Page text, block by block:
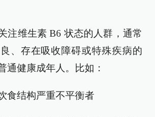
注维生素 B6 状态的人群，通常
、存在吸收障碍或特殊疾病的
通健康成年人。比如：
食结构严重不平衡者